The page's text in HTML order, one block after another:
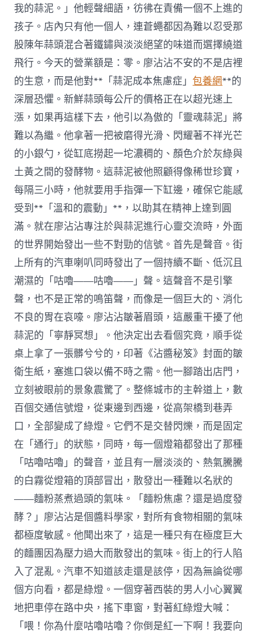
我的蒜泥。」他輕聲細語，彷彿在責備一個不上進的
孩子。店內只有他一個人，連蒼蠅都因為難以忍受那
股陳年蒜頭混合著鐵鏽與淡淡絕望的味道而選擇繞道
飛行。今天的營業額是：零。廖沾沾不安的不是店裡
的生意，而是他對**「蒜泥成本焦慮症」包養網**的
深層恐懼。新鮮蒜頭每公斤的價格正在以超光速上
漲，如果再這樣下去，他引以為傲的「靈魂蒜泥」將
難以為繼。他拿著一把被磨得光滑、閃耀著不祥光芒
的小銀勺，從缸底撈起一坨濃稠的、顏色介於灰綠與
土黃之間的發酵物。這蒜泥被他照顧得像稀世珍寶，
每隔三小時，他就要用手指彈一下缸邊，確保它能感
受到**「溫和的震動」**，以助其在精神上達到圓
滿。就在廖沾沾專注於與蒜泥進行心靈交流時，外面
的世界開始發出一些不對勁的信號。首先是聲音。街
上所有的汽車喇叭同時發出了一個持續不斷、低沉且
潮濕的「咕嚕——咕嚕——」聲。這聲音不是引擎
聲，也不是正常的鳴笛聲，而像是一個巨大的、消化
不良的胃在哀嚎。廖沾沾皺著眉頭，這嚴重干擾了他
蒜泥的「寧靜冥想」。他決定出去看個究竟，順手從
桌上拿了一張髒兮兮的，印著《沾醬秘笈》封面的皺
衛生紙，塞進口袋以備不時之需。他一腳踏出店門，
立刻被眼前的景象震驚了。整條城市的主幹道上，數
百個交通信號燈，從東邊到西邊，從高架橋到巷弄
口，全部變成了綠燈。它們不是交替閃爍，而是固定
在「通行」的狀態，同時，每一個燈箱都發出了那種
「咕嚕咕嚕」的聲音，並且有一層淡淡的、熱氣騰騰
的白霧從燈箱的頂部冒出，散發出一種難以名狀的
——麵粉蒸煮過頭的氣味。「麵粉焦慮？還是過度發
酵？」廖沾沾是個醬料學家，對所有食物相關的氣味
都極度敏感。他聞出來了，這是一種只有在極度巨大
的麵團因為壓力過大而散發出的氣味。街上的行人陷
入了混亂。汽車不知道該走還是該停，因為無論從哪
個方向看，都是綠燈。一個穿著西裝的男人小心翼翼
地把車停在路中央，搖下車窗，對著紅綠燈大喊：
「喂！你為什麼咕嚕咕嚕？你倒是紅一下啊！我要向